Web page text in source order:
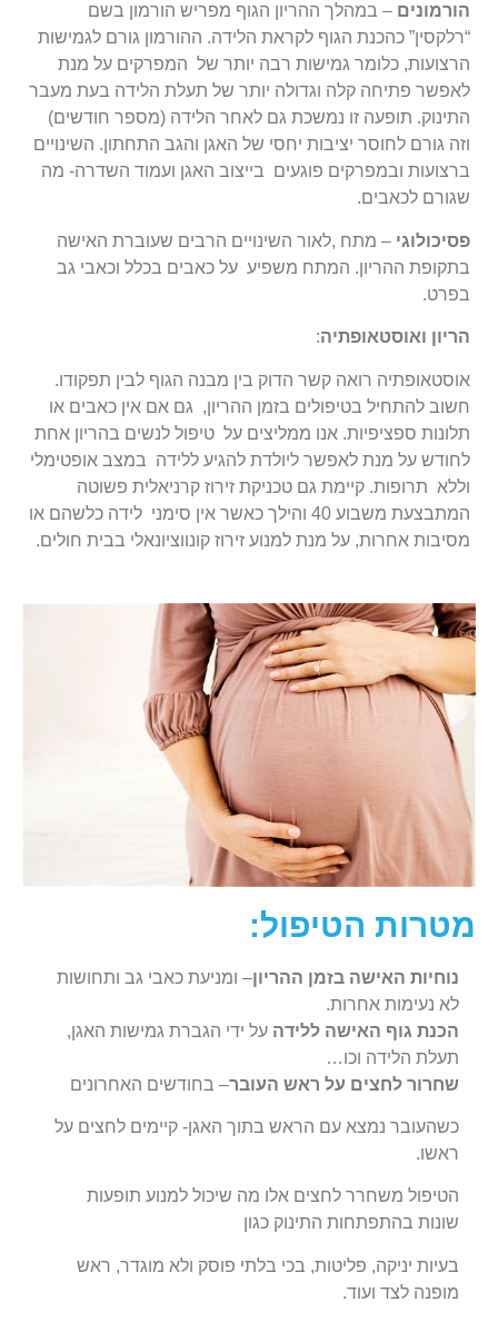
הורמונים – במהלך ההריון הגוף מפריש הורמון בשם
“רלקסין” כהכנת הגוף לקראת הלידה. ההורמון גורם לגמישות
הרצועות, כלומר גמישות רבה יותר של המפרקים על מנת
לאפשר פתיחה קלה וגדולה יותר של תעלת הלידה בעת מעבר
התינוק. תופעה זו נמשכת גם לאחר הלידה (מספר חודשים)
וזה גורם לחוסר יציבות יחסי של האגן והגב התחתון. השינויים
ברצועות ובמפרקים פוגעים בייצוב האגן ועמוד השדרה- מה
שגורם לכאבים.
פסיכולוגי – מתח ,לאור השינויים הרבים שעוברת האישה
בתקופת ההריון. המתח משפיע על כאבים בכלל וכאבי גב
בפרט.
הריון ואוסטאופתיה:
אוסטאופתיה רואה קשר הדוק בין מבנה הגוף לבין תפקודו.
חשוב להתחיל בטיפולים בזמן ההריון, גם אם אין כאבים או
תלונות ספציפיות. אנו ממליצים על טיפול לנשים בהריון אחת
לחודש על מנת לאפשר ליולדת להגיע ללידה במצב אופטימלי
וללא תרופות. קיימת גם טכניקת זירוז קרניאלית פשוטה
המתבצעת משבוע 40 והילך כאשר אין סימני לידה כלשהם או
מסיבות אחרות, על מנת למנוע זירוז קונווציונאלי בבית חולים.
מטרות הטיפול:
נוחיות האישה בזמן ההריון– ומניעת כאבי גב ותחושות
לא נעימות אחרות.
הכנת גוף האישה ללידה על ידי הגברת גמישות האגן,
תעלת הלידה וכו…
שחרור לחצים על ראש העובר– בחודשים האחרונים
כשהעובר נמצא עם הראש בתוך האגן- קיימים לחצים על
ראשו.
הטיפול משחרר לחצים אלו מה שיכול למנוע תופעות
שונות בהתפתחות התינוק כגון
בעיות יניקה, פליטות, בכי בלתי פוסק ולא מוגדר, ראש
מופנה לצד ועוד.